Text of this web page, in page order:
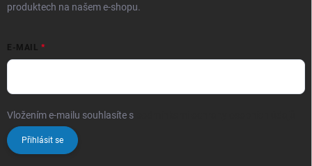
produktech na našem e-shopu.
E-MAIL
Vložením e-mailu souhlasíte s
Přihlásit se